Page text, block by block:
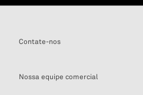
Contate-nos
Nossa equipe comercial